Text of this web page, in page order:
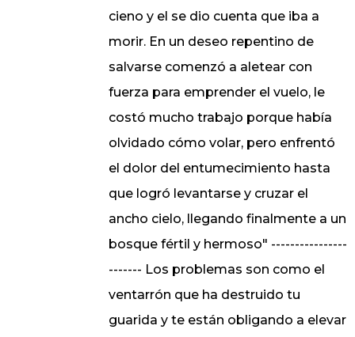
cieno y el se dio cuenta que iba a
morir. En un deseo repentino de
salvarse comenzó a aletear con
fuerza para emprender el vuelo, le
costó mucho trabajo porque había
olvidado cómo volar, pero enfrentó
el dolor del entumecimiento hasta
que logró levantarse y cruzar el
ancho cielo, llegando finalmente a un
bosque fértil y hermoso" ----------------
------- Los problemas son como el
ventarrón que ha destruido tu
guarida y te están obligando a elevar